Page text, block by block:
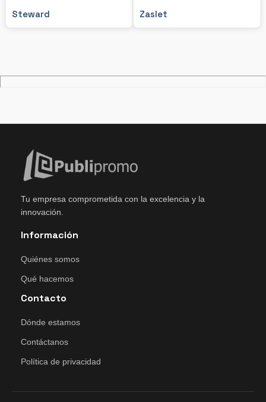
Steward Zaslet
Tu empresa comprometida con la excelencia y la
innovación.
Información
Quiénes somos
Qué hacemos
Contacto
Dónde estamos
Contáctanos
Política de privacidad